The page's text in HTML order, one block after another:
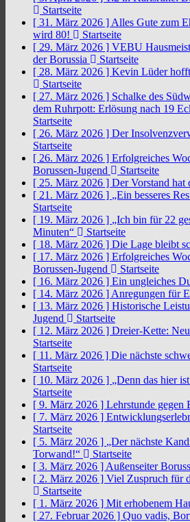
Startseite
[ 31. März 2026 ] Alles Gute zum
wird 80!
Startseite
[ 29. März 2026 ] VEBU
der Borussia
Startseite
[ 28. März 2026 ] Kevin Lüder
Startseite
[ 27. März 2026 ] Schalke des
dem Ruhrpott: Erlösung nach 19
Startseite
[ 26. März 2026 ] Der
Startseite
[ 26. März 2026 ] Erfolgreiches
Borussen-Jugend
Startseite
[ 25. März 2026 ] Der Vorstand hat
[ 21. März 2026 ] „Ein besseres
Startseite
[ 19. März 2026 ] „Ich bin für 22
Minuten“
Startseite
[ 18. März 2026 ] Die Lage bleibt
[ 17. März 2026 ] Erfolgreiches
Borussen-Jugend
Startseite
[ 16. März 2026 ] Ein ungleiches
[ 14. März 2026 ] Anregungen für
[ 13. März 2026 ] Historische
Jugend
Startseite
[ 12. März 2026 ] Dreier-Kette:
Startseite
[ 11. März 2026 ] Die nächste
Startseite
[ 10. März 2026 ] „Denn das hier
Startseite
[ 9. März 2026 ] Lehrstunde gegen
[ 7. März 2026 ]
Startseite
[ 5. März 2026 ] „Der nächste
Torwand!“
Startseite
[ 3. März 2026 ] Außenseiter
[ 2. März 2026 ] Viel Zuspruch für
Startseite
[ 1. März 2026 ] Mit erhobenem
[ 27. Februar 2026 ] Quo vadis,